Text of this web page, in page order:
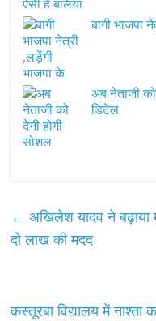
बागी भाजपा
अब नेताजी
डिटेल
← अखिलेश यादव ने बढ़ाया
दो लाख की मदद
कस्तूरबा विद्यालय में नाश्ता